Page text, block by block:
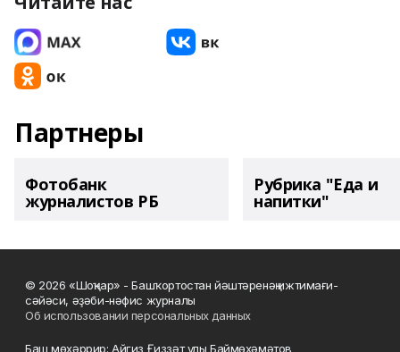
Партнеры
Фотобанк
журналистов РБ
Рубрика "Еда и
напитки"
© 2026 «Шоңҡар» - Башҡортостан йәштәренәң ижтимағи-
сәйәси, әҙәби-нәфис журналы
Об использовании персональных данных
Баш мөхәррир: Айгиз Ғиззәт улы Баймөхәмәтов